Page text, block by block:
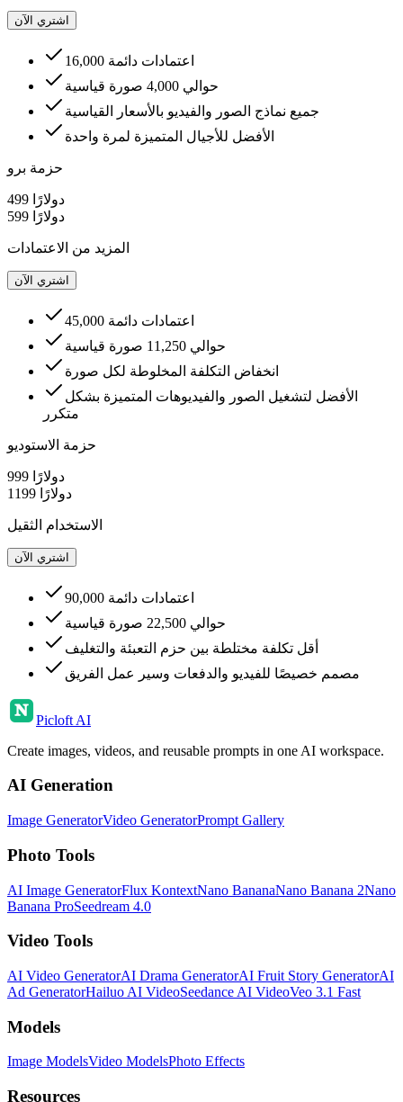
اشتري الآن
16,000 اعتمادات دائمة
حوالي 4,000 صورة قياسية
جميع نماذج الصور والفيديو بالأسعار القياسية
الأفضل للأجيال المتميزة لمرة واحدة
حزمة برو
499 دولارًا
599 دولارًا
المزيد من الاعتمادات
اشتري الآن
45,000 اعتمادات دائمة
حوالي 11,250 صورة قياسية
انخفاض التكلفة المخلوطة لكل صورة
الأفضل لتشغيل الصور والفيديوهات المتميزة بشكل
متكرر
حزمة الاستوديو
999 دولارًا
1199 دولارًا
الاستخدام الثقيل
اشتري الآن
90,000 اعتمادات دائمة
حوالي 22,500 صورة قياسية
أقل تكلفة مختلطة بين حزم التعبئة والتغليف
مصمم خصيصًا للفيديو والدفعات وسير عمل الفريق
Picloft AI
Create images, videos, and reusable prompts in one AI workspace.
AI Generation
Image GeneratorVideo GeneratorPrompt Gallery
Photo Tools
AI Image GeneratorFlux KontextNano BananaNano Banana 2Nano
Banana ProSeedream 4.0
Video Tools
AI Video GeneratorAI Drama GeneratorAI Fruit Story GeneratorAI
Ad GeneratorHailuo AI VideoSeedance AI VideoVeo 3.1 Fast
Models
Image ModelsVideo ModelsPhoto Effects
Resources